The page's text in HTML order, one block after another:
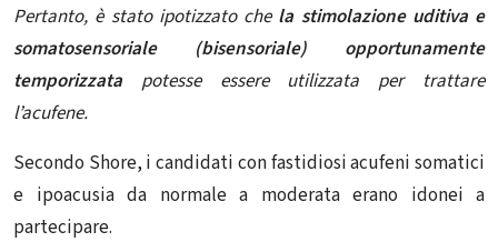
Pertanto, è stato ipotizzato che la stimolazione uditiva e
somatosensoriale (bisensoriale) opportunamente
temporizzata potesse essere utilizzata per trattare
l’acufene.
Secondo Shore, i candidati con fastidiosi acufeni somatici
e ipoacusia da normale a moderata erano idonei a
partecipare.